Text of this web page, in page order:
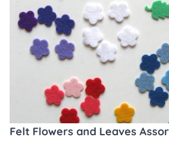
Felt Flowers and Leaves